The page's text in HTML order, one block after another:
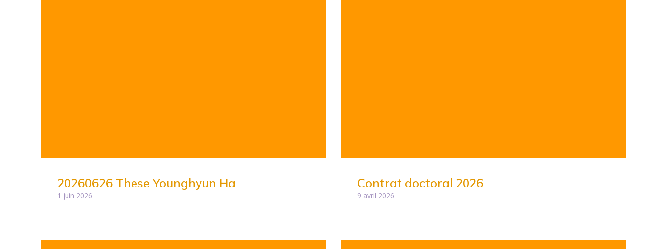
20260626 These Younghyun Ha
1 juin 2026
Contrat doctoral 2026
9 avril 2026